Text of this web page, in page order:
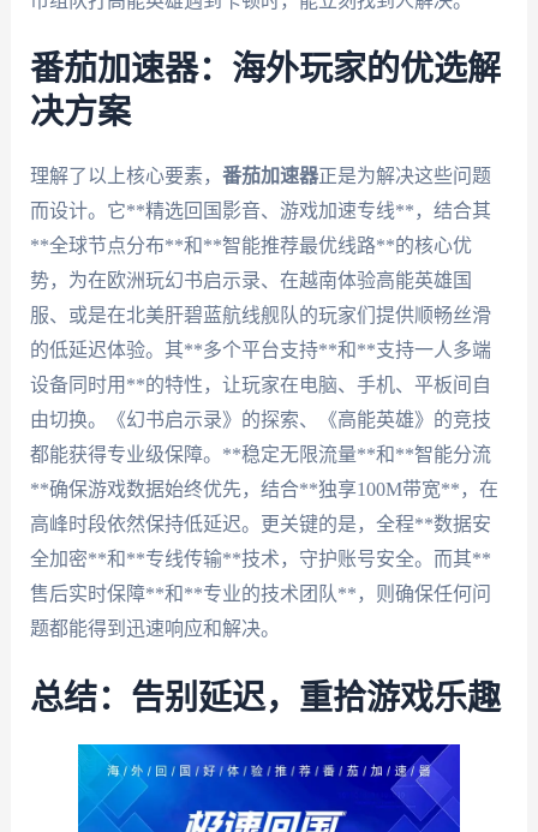
番茄加速器：海外玩家的优选解
决方案
理解了以上核心要素， 番茄加速器正是为解决这些问题
而设计。它**精选回国影音、游戏加速专线**，结合其
**全球节点分布**和**智能推荐最优线路**的核心优
势，为在欧洲玩幻书启示录、在越南体验高能英雄国
服、或是在北美肝碧蓝航线舰队的玩家们提供顺畅丝滑
的低延迟体验。其**多个平台支持**和**支持一人多端
设备同时用**的特性，让玩家在电脑、手机、平板间自
由切换。《幻书启示录》的探索、《高能英雄》的竞技
都能获得专业级保障。**稳定无限流量**和**智能分流
**确保游戏数据始终优先，结合**独享100M带宽**，在
高峰时段依然保持低延迟。更关键的是，全程**数据安
全加密**和**专线传输**技术，守护账号安全。而其**
售后实时保障**和**专业的技术团队**，则确保任何问
题都能得到迅速响应和解决。
总结：告别延迟，重拾游戏乐趣